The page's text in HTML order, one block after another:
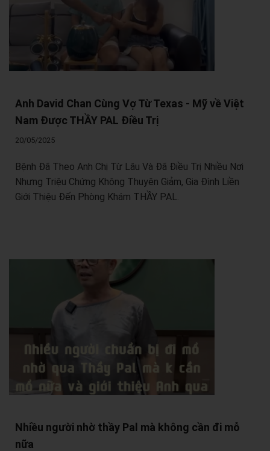
Anh David Chan Cùng Vợ Từ Texas - Mỹ về Việt
Nam Được THẦY PAL Điều Trị
20/05/2025
Bệnh Đã Theo Anh Chị Từ Lâu Và Đã Điều Trị Nhiều Nơi
Nhưng Triệu Chứng Không Thuyên Giảm, Gia Đình Liền
Giới Thiệu Đến Phòng Khám THẦY PAL.
Nhiều người nhờ thầy Pal mà không cần đi mỗ
nữa